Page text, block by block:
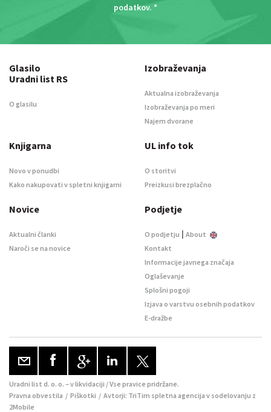
podatkov. *
Glasilo
Uradni list RS
O glasilu
Izobraževanja
Aktualna izobraževanja
Izobraževanja po meri
Najem dvorane
Knjigarna
Novo v ponudbi
Kako nakupovati v spletni knjigarni
UL info tok
O storitvi
Preizkusi brezplačno
Novice
Aktualni članki
Naroči se na novice
Podjetje
O podjetju | About
Kontakt
Informacije javnega značaja
Oglaševanje
Splošni pogoji
Izjava o varstvu osebnih podatkov
E-dražbe
Uradni list d. o. o. – v likvidaciji / Vse pravice pridržane.
Pravna obvestila / Piškotki / Avtorji: TriTim spletna agencija v sodelovanju z
2Mobile